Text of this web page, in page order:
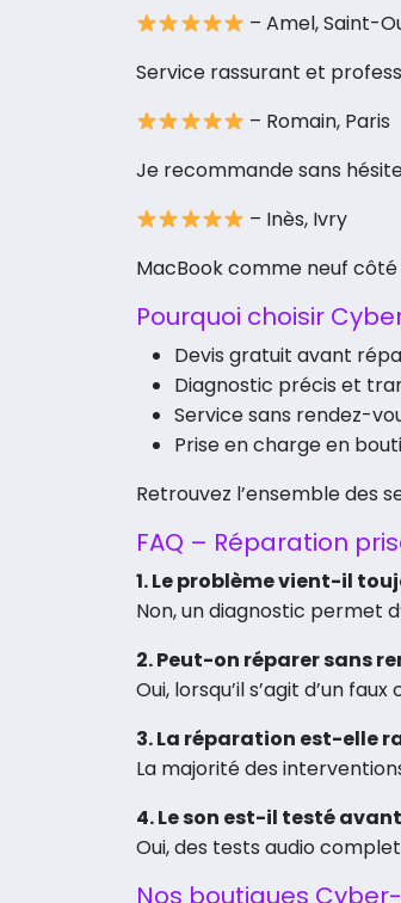
– Amel, Saint-
Service rassurant et
– Romain, Paris
Je recommande sans
– Inès, Ivry
MacBook comme neuf côté
Pourquoi choisir
Devis gratuit avant
Diagnostic précis et
Service sans rendez-
Prise en charge en
Retrouvez l’ensemble des
FAQ – Réparation
1. Le problème vient-il
Non, un diagnostic permet
2. Peut-on réparer sans
Oui, lorsqu’il s’agit d’un
3. La réparation est-elle
La majorité des
4. Le son est-il testé
Oui, des tests audio
Nos boutiques